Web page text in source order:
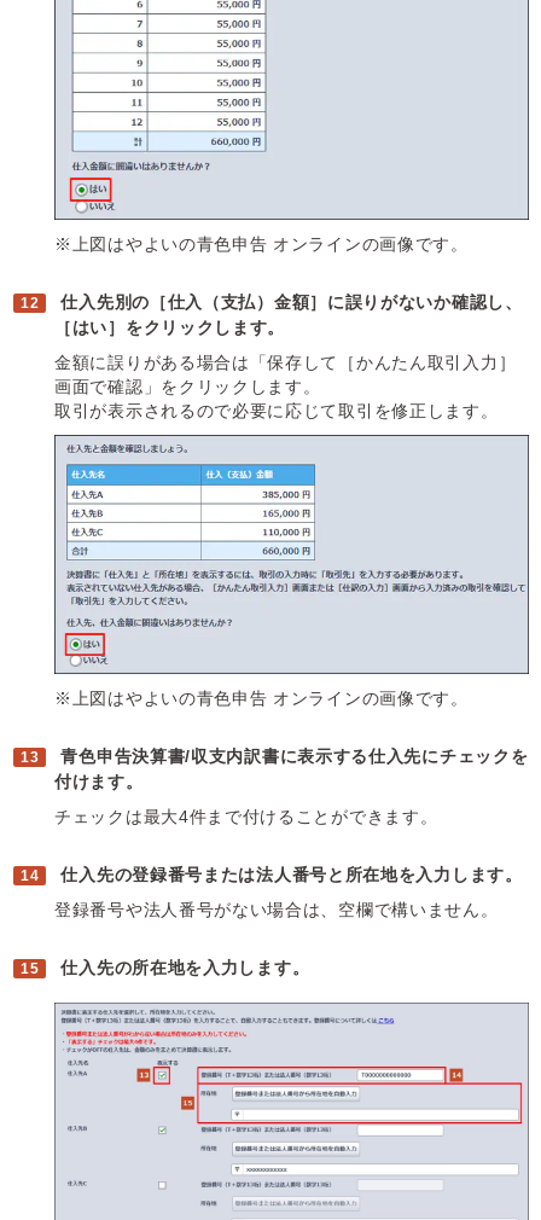
※上図はやよいの青色申告 オンラインの画像です。
仕入先別の［仕入（支払）金額］に誤りがないか確認し、
［はい］をクリックします。
金額に誤りがある場合は「保存して［かんたん取引入力］
画面で確認」をクリックします。
取引が表示されるので必要に応じて取引を修正します。
※上図はやよいの青色申告 オンラインの画像です。
青色申告決算書/収支内訳書に表示する仕入先にチェックを
付けます。
チェックは最大4件まで付けることができます。
仕入先の登録番号または法人番号と所在地を入力します。
登録番号や法人番号がない場合は、空欄で構いません。
仕入先の所在地を入力します。